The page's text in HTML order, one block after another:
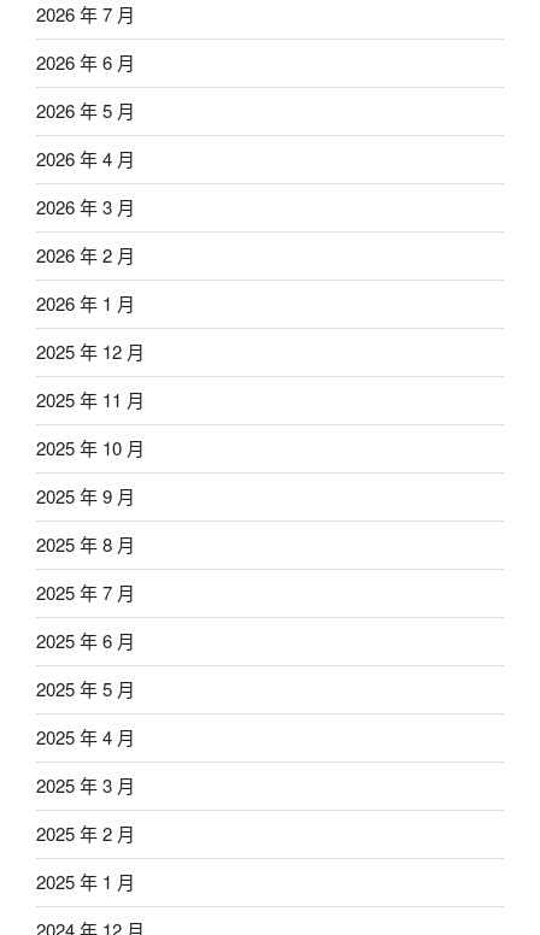
2026 年 7 月
2026 年 6 月
2026 年 5 月
2026 年 4 月
2026 年 3 月
2026 年 2 月
2026 年 1 月
2025 年 12 月
2025 年 11 月
2025 年 10 月
2025 年 9 月
2025 年 8 月
2025 年 7 月
2025 年 6 月
2025 年 5 月
2025 年 4 月
2025 年 3 月
2025 年 2 月
2025 年 1 月